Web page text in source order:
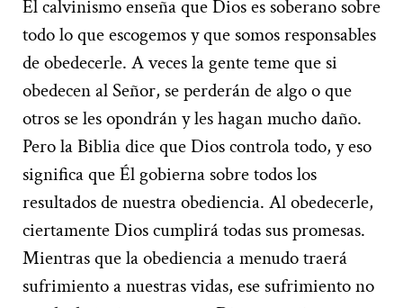
El calvinismo enseña que Dios es soberano sobre
todo lo que escogemos y que somos responsables
de obedecerle. A veces la gente teme que si
obedecen al Señor, se perderán de algo o que
otros se les opondrán y les hagan mucho daño.
Pero la Biblia dice que Dios controla todo, y eso
significa que Él gobierna sobre todos los
resultados de nuestra obediencia. Al obedecerle,
ciertamente Dios cumplirá todas sus promesas.
Mientras que la obediencia a menudo traerá
sufrimiento a nuestras vidas, ese sufrimiento no